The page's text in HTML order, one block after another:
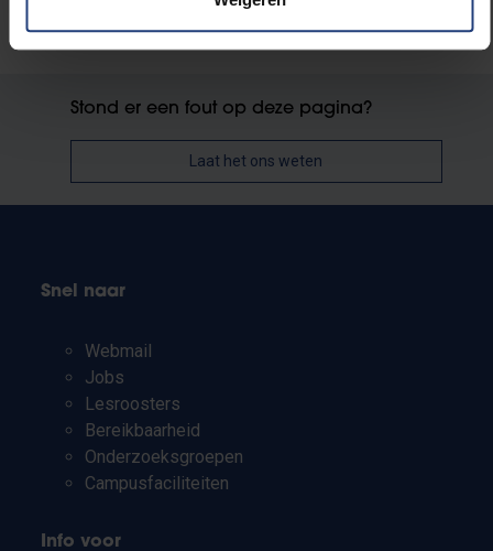
Stond er een fout op deze pagina?
Laat het ons weten
Snel naar
Webmail
Jobs
Lesroosters
Bereikbaarheid
Onderzoeksgroepen
Campusfaciliteiten
Info voor